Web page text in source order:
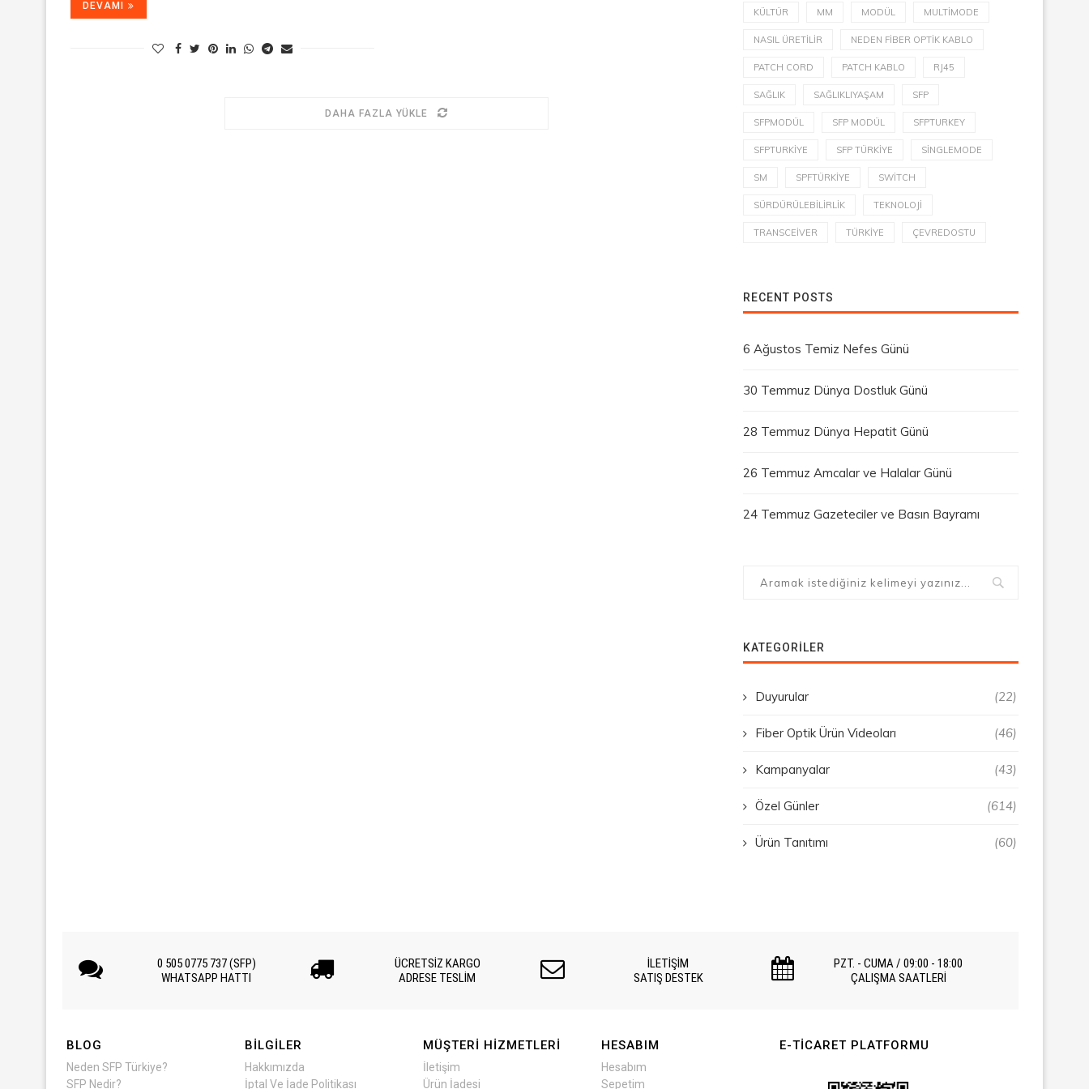
DEVAMI
DAHA FAZLA YÜKLE
KÜLTÜR MM MODÜL MULTIMODE
NASIL ÜRETILIR NEDEN FIBER OPTIK KABLO
PATCH CORD PATCH KABLO RJ45
SAĞLIK SAĞLIKLIYAŞAM SFP
SFPMODÜL SFP MODÜL SFPTURKEY
SFPTURKIYE SFP TÜRKIYE SINGLEMODE
SM SPFTÜRKIYE SWITCH
SÜRDÜRÜLEBILIRLIK TEKNOLOJI
TRANSCEIVER TÜRKIYE ÇEVREDOSTU
RECENT POSTS
6 Ağustos Temiz Nefes Günü
30 Temmuz Dünya Dostluk Günü
28 Temmuz Dünya Hepatit Günü
26 Temmuz Amcalar ve Halalar Günü
24 Temmuz Gazeteciler ve Basın Bayramı
KATEGORILER
Duyurular (22)
Fiber Optik Ürün Videoları (46)
Kampanyalar (43)
Özel Günler (614)
Ürün Tanıtımı (60)
0 505 0775 737 (SFP)
WHATSAPP HATTI
ÜCRETSİZ KARGO
ADRESE TESLİM
İLETİŞİM
SATIŞ DESTEK
PZT. - CUMA / 09:00 - 18:00
ÇALIŞMA SAATLERİ
BLOG
Neden SFP Türkiye?
SFP Nedir?
BILGILER
Hakkımızda
İptal Ve İade Politikası
MÜŞTERI HIZMETLERI
İletişim
Ürün İadesi
HESABIM
Hesabım
Sepetim
E-TICARET PLATFORMU